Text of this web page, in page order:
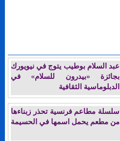
عبد السلام بوطيب يتوج في نيويورك
بجائزة «بيدرون للسلام» في
الدبلوماسية الثقافية
سلسلة مطاعم فرنسية تحذر زبناءها
من مطعم يحمل اسمها في الحسيمة